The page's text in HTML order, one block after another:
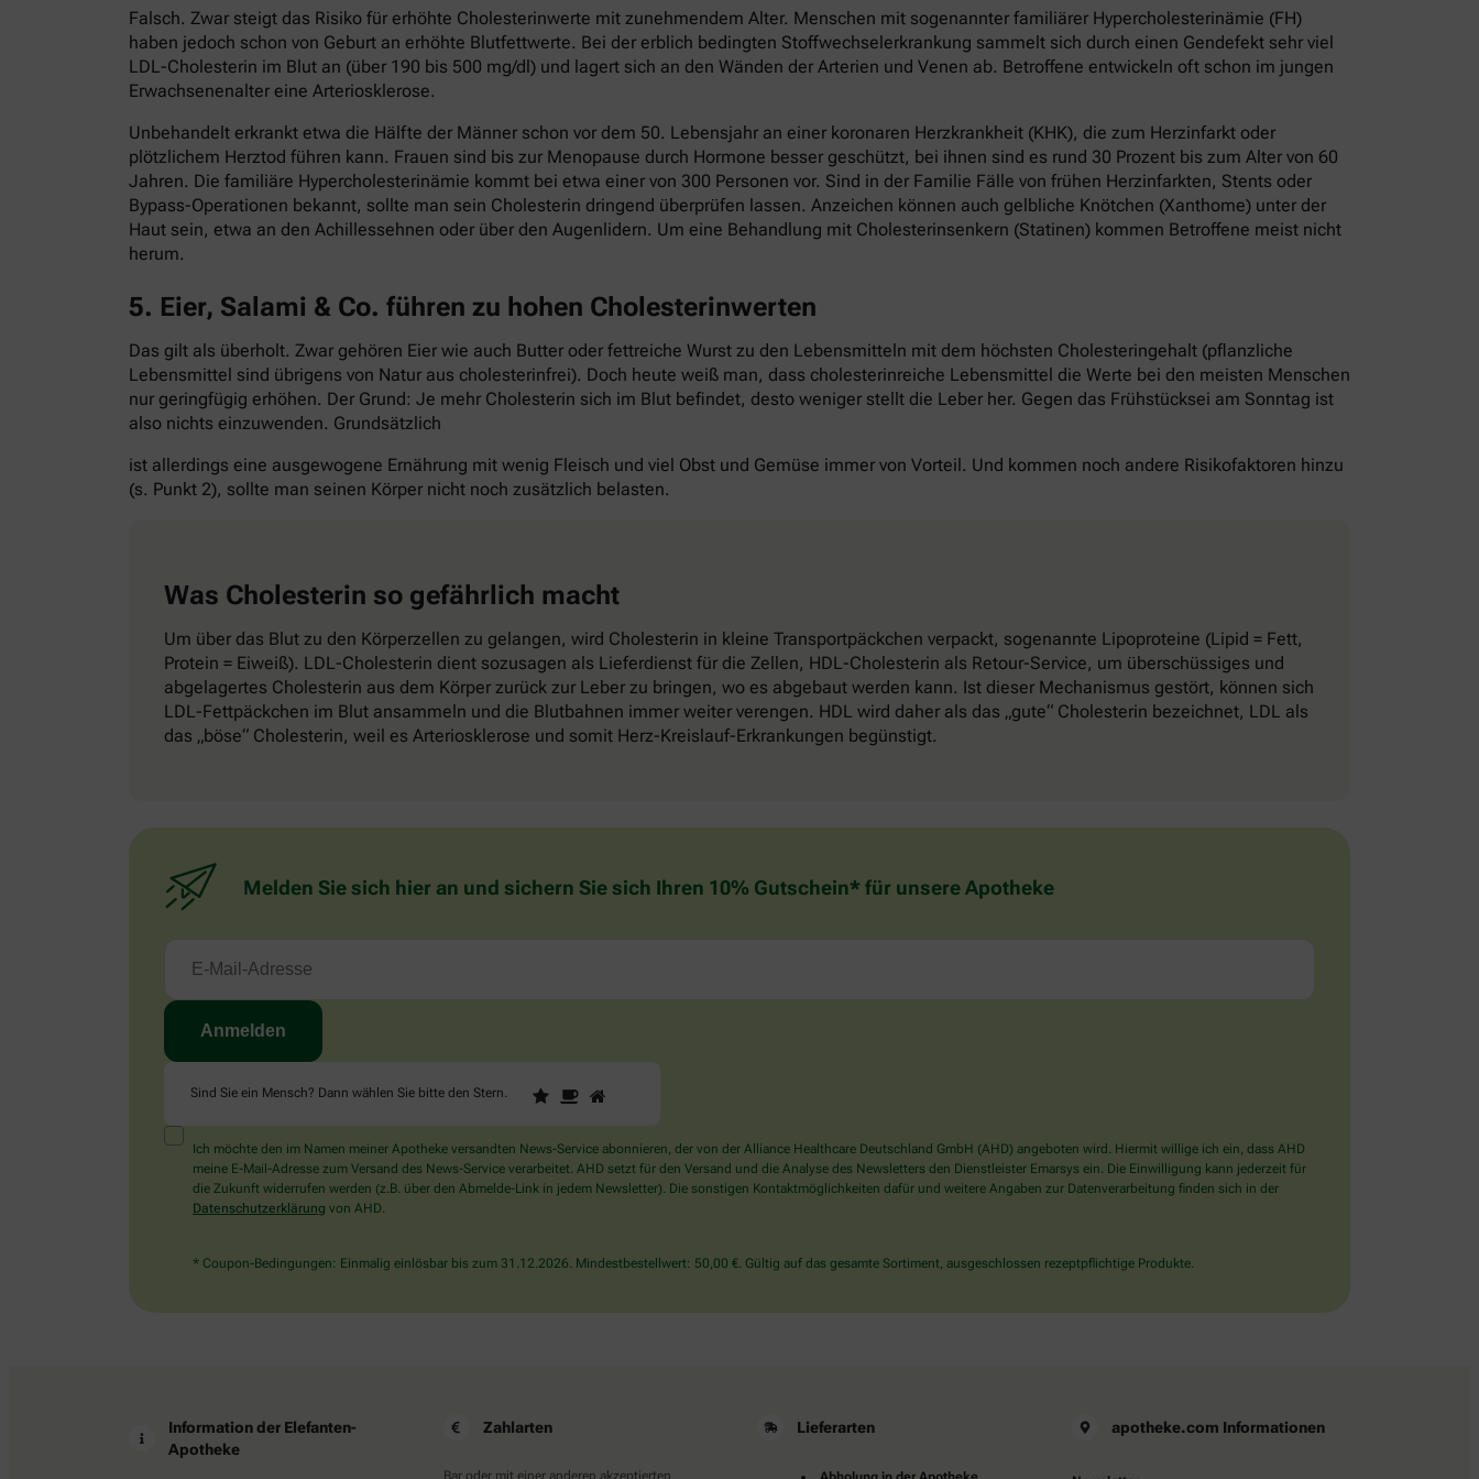
Falsch. Zwar steigt das Risiko für erhöhte Cholesterinwerte mit zunehmendem Alter. Menschen mit sogenannter familiärer Hypercholesterinämie (FH)
haben jedoch schon von Geburt an erhöhte Blutfettwerte. Bei der erblich bedingten Stoffwechselerkrankung sammelt sich durch einen Gendefekt sehr viel
LDL-Cholesterin im Blut an (über 190 bis 500 mg/dl) und lagert sich an den Wänden der Arterien und Venen ab. Betroffene entwickeln oft schon im jungen
Erwachsenenalter eine Arteriosklerose.
Unbehandelt erkrankt etwa die Hälfte der Männer schon vor dem 50. Lebensjahr an einer koronaren Herzkrankheit (KHK), die zum Herzinfarkt oder
plötzlichem Herztod führen kann. Frauen sind bis zur Menopause durch Hormone besser geschützt, bei ihnen sind es rund 30 Prozent bis zum Alter von 60
Jahren. Die familiäre Hypercholesterinämie kommt bei etwa einer von 300 Personen vor. Sind in der Familie Fälle von frühen Herzinfarkten, Stents oder
Bypass-Operationen bekannt, sollte man sein Cholesterin dringend überprüfen lassen. Anzeichen können auch gelbliche Knötchen (Xanthome) unter der
Haut sein, etwa an den Achillessehnen oder über den Augenlidern. Um eine Behandlung mit Cholesterinsenkern (Statinen) kommen Betroffene meist nicht
herum.
5. Eier, Salami & Co. führen zu hohen Cholesterinwerten
Das gilt als überholt. Zwar gehören Eier wie auch Butter oder fettreiche Wurst zu den Lebensmitteln mit dem höchsten Cholesteringehalt (pflanzliche
Lebensmittel sind übrigens von Natur aus cholesterinfrei). Doch heute weiß man, dass cholesterinreiche Lebensmittel die Werte bei den meisten Menschen
nur geringfügig erhöhen. Der Grund: Je mehr Cholesterin sich im Blut befindet, desto weniger stellt die Leber her. Gegen das Frühstücksei am Sonntag ist
also nichts einzuwenden. Grundsätzlich
ist allerdings eine ausgewogene Ernährung mit wenig Fleisch und viel Obst und Gemüse immer von Vorteil. Und kommen noch andere Risikofaktoren hinzu
(s. Punkt 2), sollte man seinen Körper nicht noch zusätzlich belasten.
Was Cholesterin so gefährlich macht
Um über das Blut zu den Körperzellen zu gelangen, wird Cholesterin in kleine Transportpäckchen verpackt, sogenannte Lipoproteine (Lipid = Fett,
Protein = Eiweiß). LDL-Cholesterin dient sozusagen als Lieferdienst für die Zellen, HDL-Cholesterin als Retour-Service, um überschüssiges und
abgelagertes Cholesterin aus dem Körper zurück zur Leber zu bringen, wo es abgebaut werden kann. Ist dieser Mechanismus gestört, können sich
LDL-Fettpäckchen im Blut ansammeln und die Blutbahnen immer weiter verengen. HDL wird daher als das „gute“ Cholesterin bezeichnet, LDL als
das „böse“ Cholesterin, weil es Arteriosklerose und somit Herz-Kreislauf-Erkrankungen begünstigt.
Melden Sie sich hier an und sichern Sie sich Ihren 10% Gutschein* für unsere Apotheke
Sind Sie ein Mensch? Dann wählen Sie bitte den Stern.
Sind
Sie
Mensch?
Dann
wählen
Stern.
1 2
Ich möchte den im Namen meiner Apotheke versandten News-Service abonnieren, der von der Alliance Healthcare Deutschland GmbH (AHD) angeboten wird. Hiermit willige ich ein, dass AHD
meine E-Mail-Adresse zum Versand des News-Service verarbeitet. AHD setzt für den Versand und die Analyse des Newsletters den Dienstleister Emarsys ein. Die Einwilligung kann jederzeit für
die Zukunft widerrufen werden (z.B. über den Abmelde-Link in jedem Newsletter). Die sonstigen Kontaktmöglichkeiten dafür und weitere Angaben zur Datenverarbeitung finden sich in der
Datenschutzerklärung von AHD.
* Coupon-Bedingungen: Einmalig einlösbar bis zum 31.12.2026. Mindestbestellwert: 50,00 €. Gültig auf das gesamte Sortiment, ausgeschlossen rezeptpflichtige Produkte.
Information der Elefanten-
Apotheke
Zahlarten
Bar oder mit einer anderen akzeptierten
Lieferarten apotheke.com Informationen